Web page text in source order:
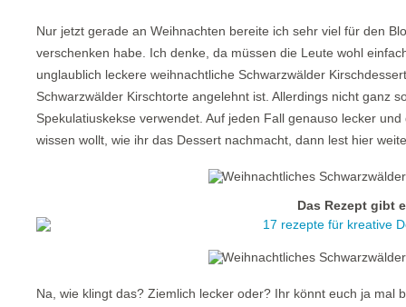
Nur jetzt gerade an Weihnachten bereite ich sehr viel für den
verschenken habe. Ich denke, da müssen die Leute wohl
unglaublich leckere weihnachtliche Schwarzwälder
Schwarzwälder Kirschtorte angelehnt ist. Allerdings nicht ganz
Spekulatiuskekse verwendet. Auf jeden Fall genauso lecker
wissen wollt, wie ihr das Dessert nachmacht, dann lest hier
Das Rezept gibt
Na, wie klingt das? Ziemlich lecker oder? Ihr könnt euch ja mal